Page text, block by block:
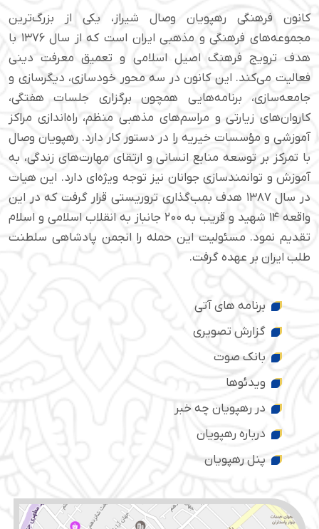
کانون فرهنگی رهپویان وصال شیراز، یکی از بزرگ‌ترین
مجموعه‌های فرهنگی و مذهبی ایران است که از سال ۱۳۷۶ با
هدف ترویج فرهنگ اصیل اسلامی و تعمیق معرفت دینی
فعالیت می‌کند. این کانون در سه محور خودسازی، دیگرسازی و
جامعه‌سازی، برنامه‌هایی همچون برگزاری جلسات هفتگی،
کاروان‌های زیارتی و مراسم‌های مذهبی منظم، راه‌اندازی مراکز
آموزشی و مؤسسات خیریه را در دستور کار دارد. رهپویان وصال
با تمرکز بر توسعه منابع انسانی و ارتقای مهارت‌های زندگی، به
آموزش و توانمندسازی جوانان نیز توجه ویژه‌ای دارد. این هیات
در سال ۱۳۸۷ هدف بمب‌گذاری تروریستی قرار گرفت که در این
واقعه ۱۴ شهید و قریب به ۲۰۰ جانباز به انقلاب اسلامی و اسلام
تقدیم نمود. مسئولیت این حمله را انجمن پادشاهی سلطنت
طلب ایران بر عهده گرفت.
برنامه های آتی
گزارش تصویری
بانک صوت
ویدئوها
در رهپویان چه خبر
درباره رهپویان
پنل رهپویان